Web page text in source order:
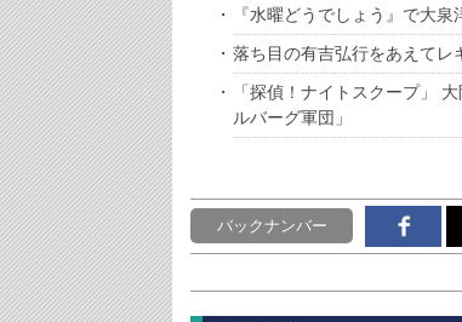
『水曜どうでしょう』で大
落ち目の有吉弘行をあえてレ
「探偵！ナイトスクープ」
ルバーグ軍団」
バックナンバー